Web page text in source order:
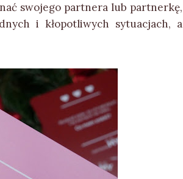
swojego partnera lub partnerkę,
i kłopotliwych sytuacjach, a